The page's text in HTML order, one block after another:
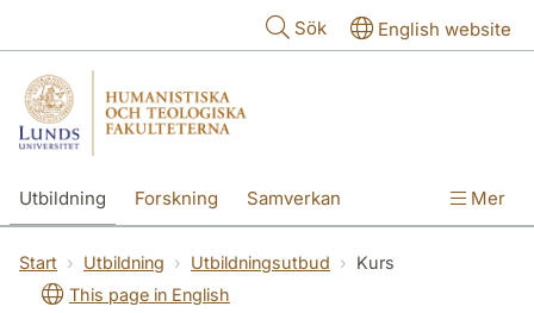
Sök English website
Utbildning Forskning Samverkan Mer
Start Utbildning Utbildningsutbud
Kurs
This page in English